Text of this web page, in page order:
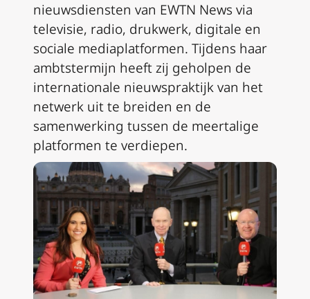
nieuwsdiensten van EWTN News via
televisie, radio, drukwerk, digitale en
sociale mediaplatformen. Tijdens haar
ambtstermijn heeft zij geholpen de
internationale nieuwspraktijk van het
netwerk uit te breiden en de
samenwerking tussen de meertalige
platformen te verdiepen.